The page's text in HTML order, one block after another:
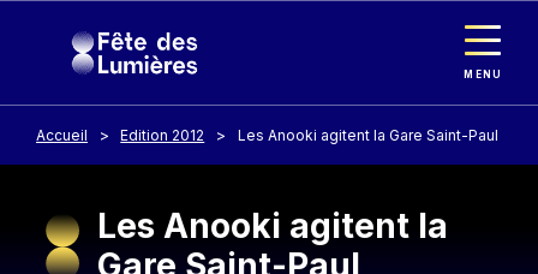
MENU
Accueil Edition 2012 Les Anooki agitent la Gare Saint-Paul
Les Anooki agitent la
Gare Saint-Paul